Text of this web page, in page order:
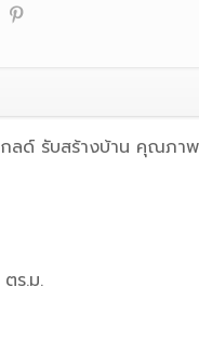
ลด์ รับสร้างบ้าน คุณภา
ร.ม.